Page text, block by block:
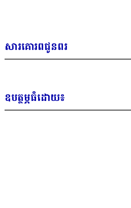
សារគោរពជូនពរ
ឧបត្ថម្ភធំដោយ៖